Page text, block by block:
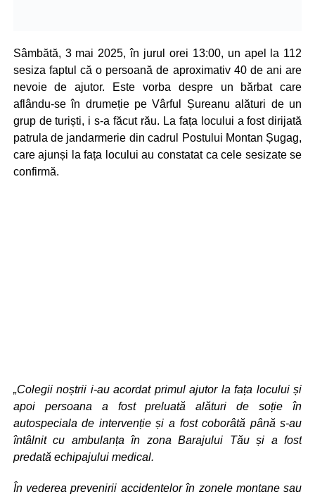
Sâmbătă, 3 mai 2025, în jurul orei 13:00, un apel la 112
sesiza faptul că o persoană de aproximativ 40 de ani are
nevoie de ajutor. Este vorba despre un bărbat care
aflându-se în drumeție pe Vârful Șureanu alături de un
grup de turiști, i s-a făcut rău. La fața locului a fost dirijată
patrula de jandarmerie din cadrul Postului Montan Șugag,
care ajunși la fața locului au constatat ca cele sesizate se
confirmă.
„Colegii noștrii i-au acordat primul ajutor la fața locului și
apoi persoana a fost preluată alături de soție în
autospeciala de intervenție și a fost coborâtă până s-au
întâlnit cu ambulanța în zona Barajului Tău și a fost
predată echipajului medical.
În vederea prevenirii accidentelor în zonele montane sau